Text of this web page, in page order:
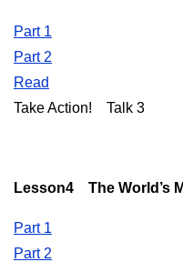
Part 1
Part 2
Read
Take Action! Talk 3
Lesson4 The World’s
Part 1
Part 2